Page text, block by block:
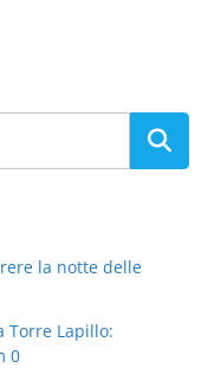
la notte delle
Torre Lapillo:
0